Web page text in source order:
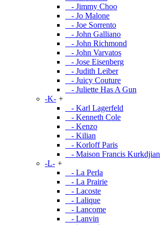
- Jimmy Choo
- Jo Malone
- Joe Sorrento
- John Galliano
- John Richmond
- John Varvatos
- Jose Eisenberg
- Judith Leiber
- Juicy Couture
- Juliette Has A Gun
-K- +
- Karl Lagerfeld
- Kenneth Cole
- Kenzo
- Kilian
- Korloff Paris
- Maison Francis Kurkdjian
-L- +
- La Perla
- La Prairie
- Lacoste
- Lalique
- Lancome
- Lanvin